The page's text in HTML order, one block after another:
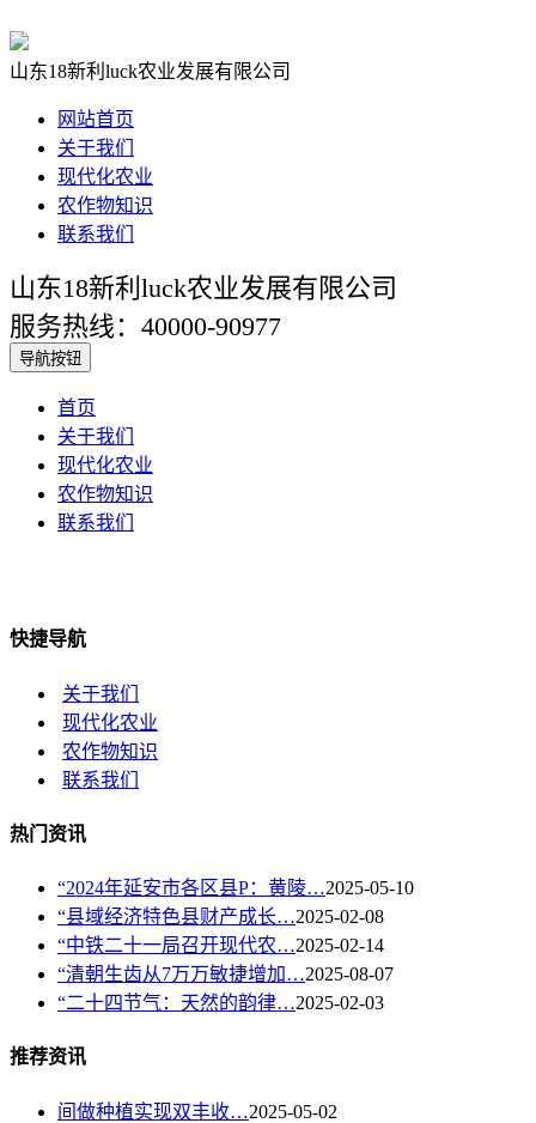
山东18新利luck农业发展有限公司
网站首页
关于我们
现代化农业
农作物知识
联系我们
山东18新利luck农业发展有限公司
服务热线：40000-90977
导航按钮
首页
关于我们
现代化农业
农作物知识
联系我们
快捷导航
关于我们
现代化农业
农作物知识
联系我们
热门资讯
“2024年延安市各区县P：黄陵…2025-05-10
“县域经济特色县财产成长…2025-02-08
“中铁二十一局召开现代农…2025-02-14
“清朝生齿从7万万敏捷增加…2025-08-07
“二十四节气：天然的韵律…2025-02-03
推荐资讯
间做种植实现双丰收…2025-05-02